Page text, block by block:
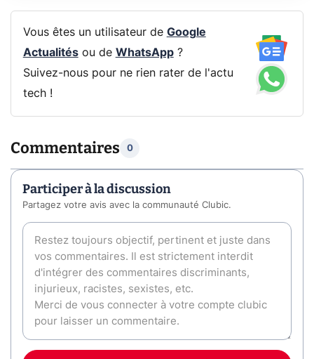
Vous êtes un utilisateur de Google
Actualitésou de WhatsApp?
Suivez-nous pour ne rien rater de l'actu
tech !
Commentaires 0
Participer à la discussion
Partagez votre avis avec la communauté Clubic.